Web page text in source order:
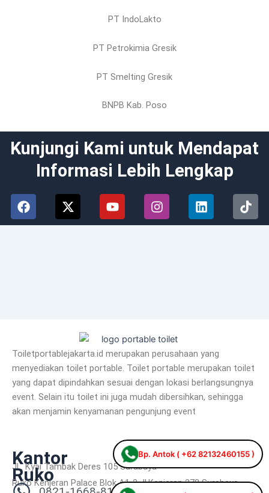
PT IndoLakto
PT Petrokimia Gresik
PT Smelting Gresik
BNPB Kab. Poso
Kunjungi Kami untuk Mendapat
Informasi Lebih Lengkap
F
a
c
X
-
t
Y
o
u
I
n
s
L
i
n
T
i
k
Toiletportablejakarta.id merupakan perusahaan yang
menyediakan toilet portable. Toilet portable merupakan toilet
yang dapat dipindahkan sesuai dengan lokasi berlangsungnya
event. Selain itu toilet ini juga mudah dibersihkan, sehingga
akan menjamin kenyamanan pengunjung event
Kantor
JL. Kyai Tambak Deres 105 Surabaya
Ruko
Ruko Kenjeran Palace Blok A1-2 Jl.Kenjeran 278 Surabaya
Bp. Antok ( +62 82132460155 )